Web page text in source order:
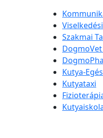
Szakmai
Kutya-
Kutyataxi